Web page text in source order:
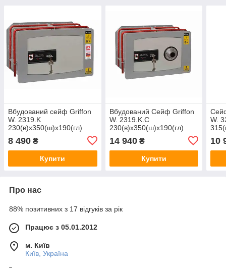
Вбудований сейф Griffon
W. 2319.K
230(в)х350(ш)х190(гл)
(сейф вбудований в стіну,
тайник)
8 490 ₴
Купити
Вбудований Сейф Griffon
W. 2319.K.C
230(в)х350(ш)х190(гл)
(сейф вбудований в стіну,
тайник)
14 940₴
Купити
W.
10
Про нас
88% позитивних з 17 відгуків за рік
Працює з 05.01.2012
м. Київ
Київ, Україна